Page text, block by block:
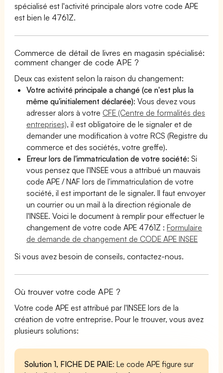
spécialisé est l'activité principale alors votre code APE
est bien le 4761Z.
Commerce de détail de livres en magasin spécialisé:
comment changer de code APE ?
Deux cas existent selon la raison du changement:
Votre activité principale a changé (ce n'est plus la
même qu'initialement déclarée): Vous devez vous
adresser alors à votre CFE (Centre de formalités des
entreprises), il est obligatoire de le signaler et de
demander une modification à votre RCS (Registre du
commerce et des sociétés, votre greffe).
Erreur lors de l'immatriculation de votre société:Si
vous pensez que l'INSEE vous a attribué un mauvais
code APE / NAF lors de l'immatriculation de votre
société, il est important de le signaler. Il faut envoyer
un courrier ou un mail à la direction régionale de
l'INSEE. Voici le document à remplir pour effectuer le
changement de votre code APE 4761Z :Formulaire
de demande de changement de CODE APE INSEE
Si vous avez besoin de conseils, contactez-nous.
Où trouver votre code APE ?
Votre code APE est attribué par l'INSEE lors de la
création de votre entreprise. Pour le trouver, vous avez
plusieurs solutions:
Solution 1, FICHE DE PAIE: Le code APE figure sur